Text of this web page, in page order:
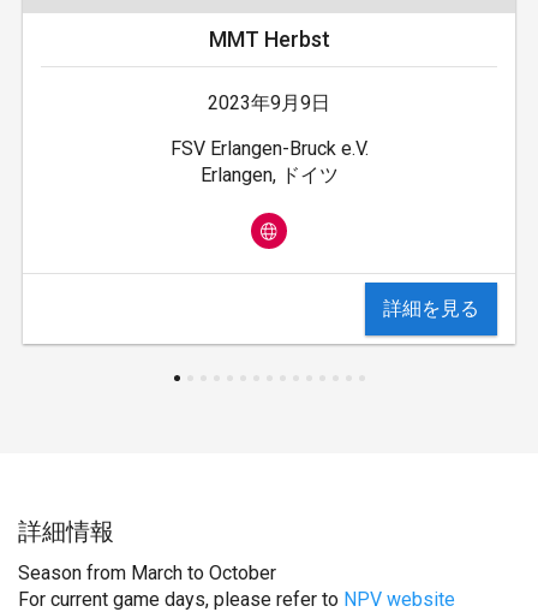
MMT Herbst
2023年9月9日
FSV Erlangen-Bruck e.V.
Erlangen, ドイツ
詳細を見る
詳細情報
Season from March to October
For current game days, please refer to NPV website